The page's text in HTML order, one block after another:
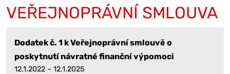
VEŘEJNOPRÁVNÍ SMLOUVA
Dodatek č. 1 k Veřejnoprávní smlouvě o
poskytnutí návratné finanční výpomoci
12.1.2022 – 12.1.2025